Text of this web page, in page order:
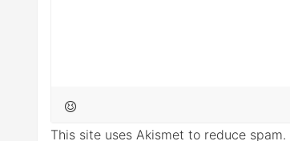
This site uses Akismet to reduce spam.